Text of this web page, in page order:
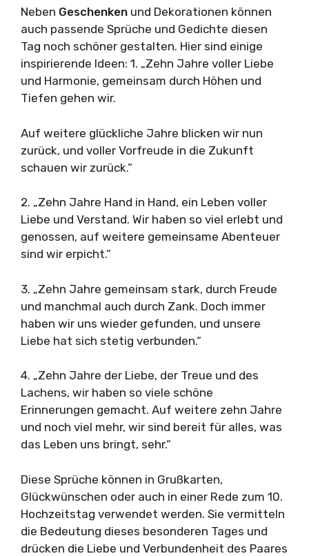
Neben Geschenken und Dekorationen können
auch passende Sprüche und Gedichte diesen
Tag noch schöner gestalten. Hier sind einige
inspirierende Ideen: 1. „Zehn Jahre voller Liebe
und Harmonie, gemeinsam durch Höhen und
Tiefen gehen wir.
Auf weitere glückliche Jahre blicken wir nun
zurück, und voller Vorfreude in die Zukunft
schauen wir zurück.“
2. „Zehn Jahre Hand in Hand, ein Leben voller
Liebe und Verstand. Wir haben so viel erlebt und
genossen, auf weitere gemeinsame Abenteuer
sind wir erpicht.“
3. „Zehn Jahre gemeinsam stark, durch Freude
und manchmal auch durch Zank. Doch immer
haben wir uns wieder gefunden, und unsere
Liebe hat sich stetig verbunden.“
4. „Zehn Jahre der Liebe, der Treue und des
Lachens, wir haben so viele schöne
Erinnerungen gemacht. Auf weitere zehn Jahre
und noch viel mehr, wir sind bereit für alles, was
das Leben uns bringt, sehr.“
Diese Sprüche können in Grußkarten,
Glückwünschen oder auch in einer Rede zum 10.
Hochzeitstag verwendet werden. Sie vermitteln
die Bedeutung dieses besonderen Tages und
drücken die Liebe und Verbundenheit des Paares